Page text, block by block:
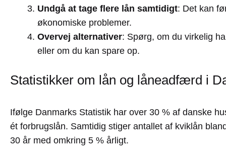
Undgå at tage flere lån samtidigt: Det kan
økonomiske problemer.
Overvej alternativer: Spørg, om du virkelig
eller om du kan spare op.
Statistikker om lån og låneadfærd i
Ifølge Danmarks Statistik har over 30 % af danske
ét forbrugslån. Samtidig stiger antallet af kviklån
30 år med omkring 5 % årligt.